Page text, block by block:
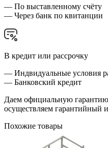
— По выставленному счёту
— Через банк по квитанции
В кредит или рассрочку
— Индвидуальные условия
— Банковский кредит
Даем официальную гарантию
осуществляем гарантийный
Похожие товары